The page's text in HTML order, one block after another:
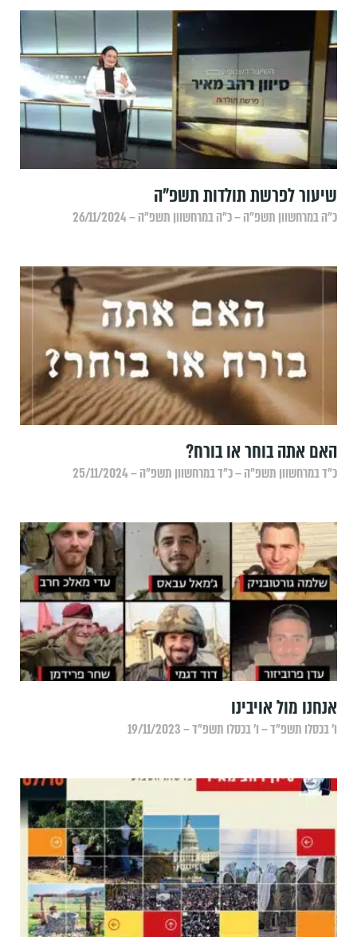
שיעור לפרשת תולדות תשפ"ה
כ״ה במרחשוון תשפ״ה – כ״ה במרחשוון תשפ״ה – 26/11/2024
האם אתה בוחר או בורח?
כ״ד במרחשוון תשפ״ה – כ״ד במרחשוון תשפ״ה – 25/11/2024
אנחנו מול אויבינו
ו׳ בכסלו תשפ״ד – ו׳ בכסלו תשפ״ד – 19/11/2023